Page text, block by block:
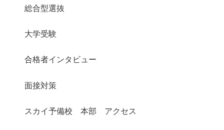
総合型選抜
大学受験
合格者インタビュー
面接対策
スカイ予備校 本部 アクセス